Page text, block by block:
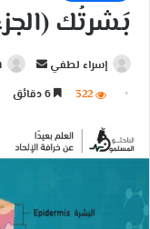
بَشرتُك
إسراء لطفي
ر
ل
ب
د
322